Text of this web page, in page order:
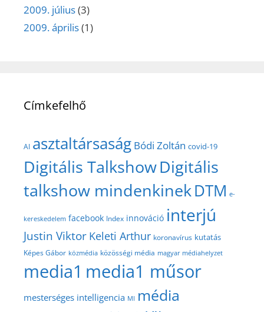
2009. július(3)
2009. április(1)
Címkefelhő
AI asztaltársaság Bódi Zoltán covid-19
Digitális TalkshowDigitális
talkshow mindenkinekDTM e-
kereskedelem facebook Index innováció interjú
Justin Viktor Keleti Arthur koronavírus kutatás
Képes Gábor közmédia közösségi média magyar médiahelyzet
media1 media1 műsor
mesterséges intelligencia MI média